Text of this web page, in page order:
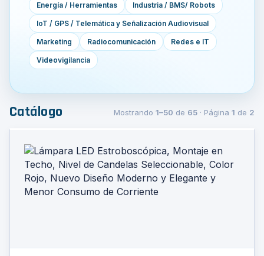
Energía / Herramientas Industria / BMS/ Robots
IoT / GPS / Telemática y Señalización Audiovisual
Marketing Radiocomunicación Redes e IT
Videovigilancia
Catálogo Mostrando 1–50 de 65 · Página 1 de 2